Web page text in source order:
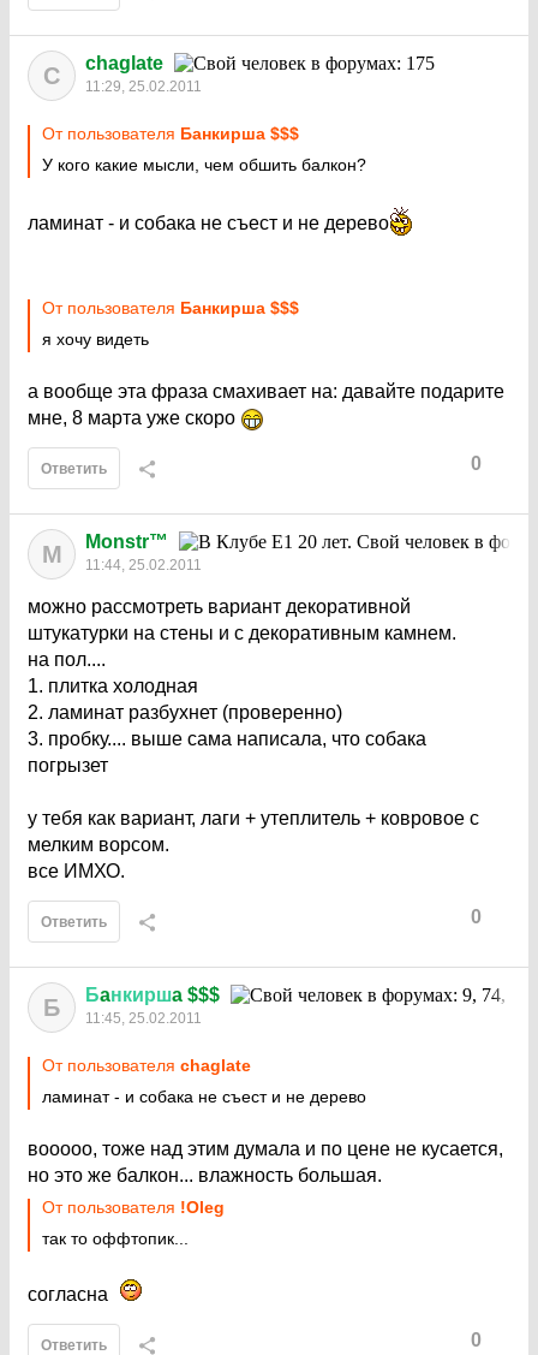
C chaglate
11:29, 25.02.2011
От пользователя Бaнкиршa $$$
У кого какие мысли, чем обшить балкон?
ламинат - и собака не съест и не дерево
От пользователя Бaнкиршa $$$
я хочу видеть
а вообще эта фраза смахивает на: давайте подарите
мне, 8 марта уже скоро
0
Ответить
M Monstr™
11:44, 25.02.2011
можно рассмотреть вариант декоративной
штукатурки на стены и с декоративным камнем.
на пол....
1. плитка холодная
2. ламинат разбухнет (проверенно)
3. пробку.... выше сама написала, что собака
погрызет
у тебя как вариант, лаги + утеплитель + ковровое с
мелким ворсом.
все ИМХО.
0
Ответить
Б Бaнкиршa $$$
11:45, 25.02.2011
От пользователя chaglate
ламинат - и собака не съест и не дерево
вооооо, тоже над этим думала и по цене не кусается,
но это же балкон... влажность большая.
От пользователя !Oleg
так то оффтопик...
согласна
0
Ответить